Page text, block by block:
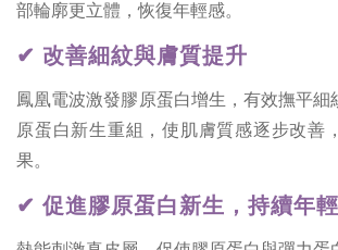
部輪廓更立體，恢復年輕感。
✔ 改善細紋與膚質提升
鳳凰電波激發膠原蛋白增生，有效撫平細
原蛋白新生重組，使肌膚質感逐步改善
果。
✔ 促進膠原蛋白新生，持續年